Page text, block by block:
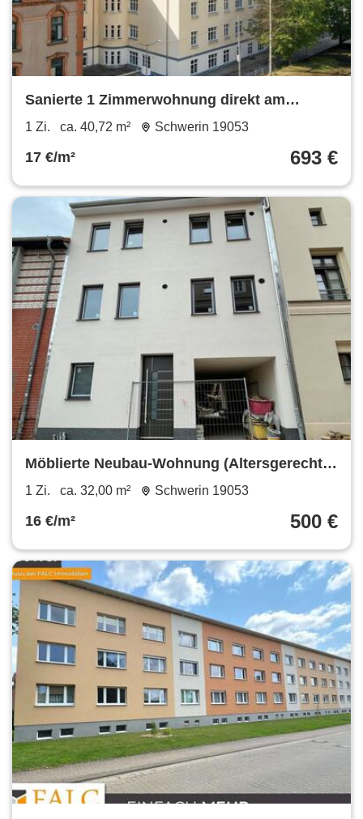
Sanierte 1 Zimmerwohnung direkt am
Hauptbahnhof - Vollbad - Fahrstuhl
1 Zi. ca. 40,72 m² Schwerin 19053
17 €/m² 693 €
Möblierte Neubau-Wohnung (Altersgerecht)
in 1A-Lage + Terrasse
1 Zi. ca. 32,00 m² Schwerin 19053
16 €/m² 500 €